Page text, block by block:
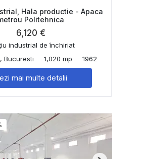
Hala productie - Apaca
Politehnica
6,120 €
industrial de închiriat
Bucuresti
1,020 mp 1962
mai multe detalii